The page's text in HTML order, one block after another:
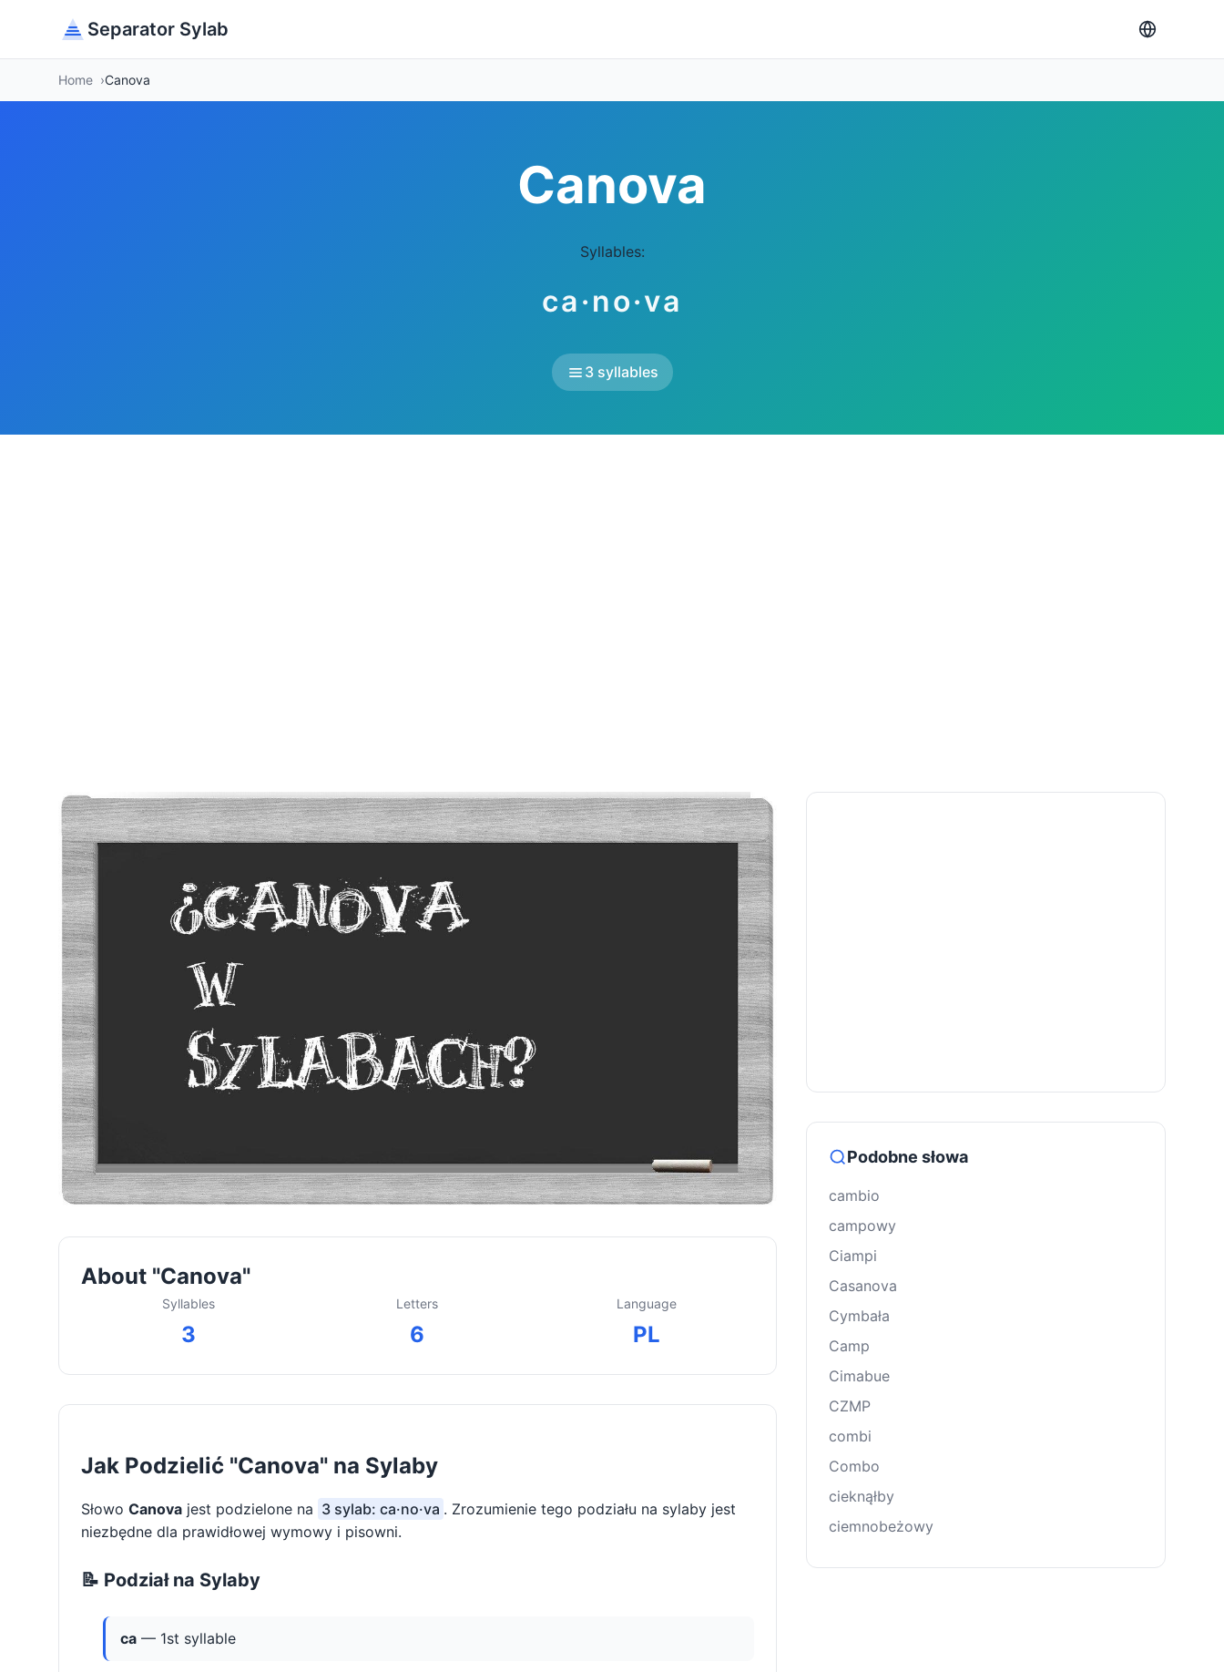
Separator Sylab
Home Canova
Canova
Syllables:
ca·no·va
3 syllables
About "Canova"
Syllables
3
Letters
6
Language
PL
Jak Podzielić "Canova" na Sylaby
Słowo Canova jest podzielone na 3 sylab: ca·no·va . Zrozumienie tego podziału na sylaby jest
niezbędne dla prawidłowej wymowy i pisowni.
📝 Podział na Sylaby
ca — 1st syllable
Podobne słowa
cambio
campowy
Ciampi
Casanova
Cymbała
Camp
Cimabue
CZMP
combi
Combo
cieknąłby
ciemnobeżowy